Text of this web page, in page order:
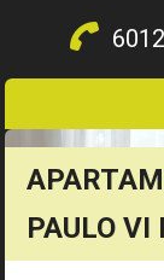
PAULO VI